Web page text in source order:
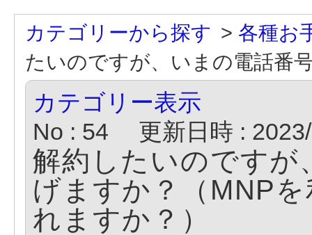
カテゴリーから探す > 各種お
たいのですが、いまの電話番
カテゴリー表示
No : 54
更新日時 :
解約したいのですが
げますか？（MNP
れますか？）